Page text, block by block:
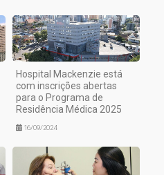
Hospital Mackenzie está
com inscrições abertas
para o Programa de
Residência Médica 2025
16/09/2024